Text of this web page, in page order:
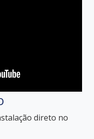
direto no